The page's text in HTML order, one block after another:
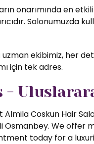
onarımında en
Salonumuzda
uzman ekibimiz, her
için tek adres.
Coskun Hair
Osmanbey. We
today for a